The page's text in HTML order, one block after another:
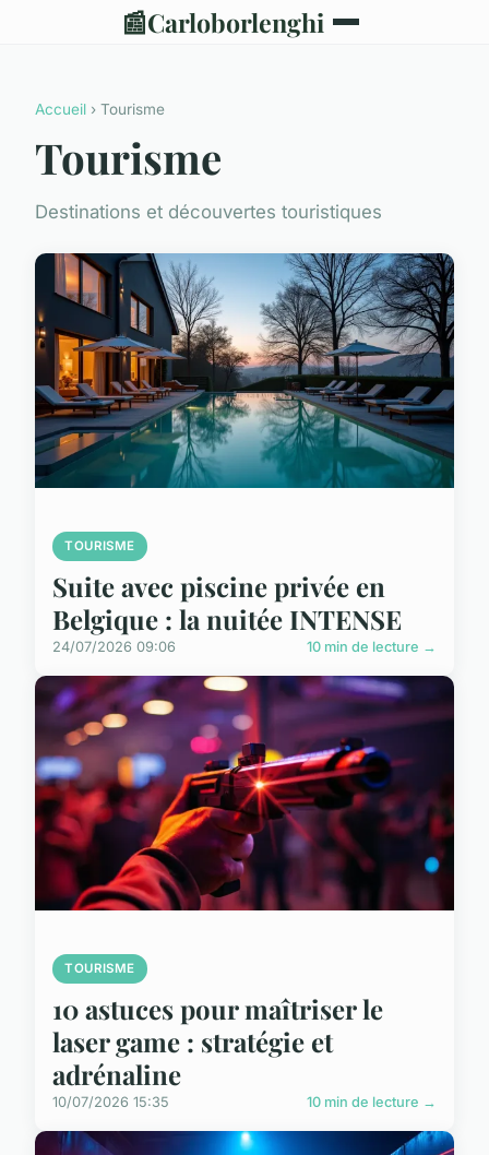
📰Carloborlenghi
Accueil › Tourisme
Tourisme
Destinations et découvertes touristiques
TOURISME
Suite avec piscine privée en
Belgique : la nuitée INTENSE
24/07/2026 09:06 10 min de lecture →
TOURISME
10 astuces pour maîtriser le
laser game : stratégie et
adrénaline
10/07/2026 15:35 10 min de lecture →